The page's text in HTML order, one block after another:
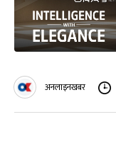
अनलाइनखबर